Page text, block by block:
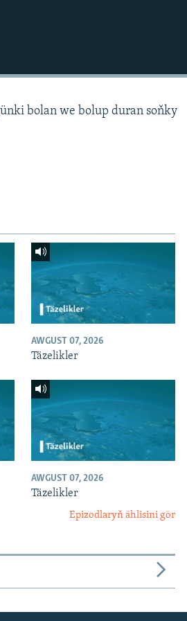
bolan we bolup duran soňky
AWGUST 07, 2026
Täzelikler
AWGUST 07, 2026
Täzelikler
Epizodlaryň ählisini gör